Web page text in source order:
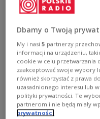
Frankreich tagenden
reagieren. Dazu
gegen Russland
Unterstützung der
Luftverteidigung,
Abwehr ballistischer
Nach Angaben
Dbamy o Twoją
My i nasi5 partnerzy
informacji na urządzeniu,
cookie w celu przetwarzania
zaakceptować swoje wybory
również skorzystać z prawa
uzasadnionego interesu lub
polityki prywatności. Te
partnerom i nie będą miały
prywatności